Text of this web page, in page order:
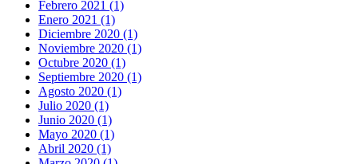
Febrero 2021 (1)
Enero 2021 (1)
Diciembre 2020 (1)
Noviembre 2020 (1)
Octubre 2020 (1)
Septiembre 2020 (1)
Agosto 2020 (1)
Julio 2020 (1)
Junio 2020 (1)
Mayo 2020 (1)
Abril 2020 (1)